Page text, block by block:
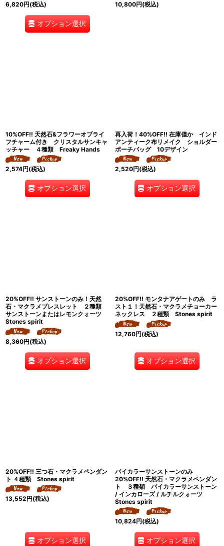
6,820円(税込)
オプション選択
10,800円(税込)
10%OFF!! 天然石&フラワーオブライ
フチャーム付き クリスタルサンキャ
ッチャー ４種類 Freaky Hands
2,574円(税込)
オプション選択
再入荷！40%OFF!! 在庫僅か インド
アンティーク布リメイク ショルダー
ポーチバッグ 10デザイン
2,520円(税込)
オプション選択
20%OFF!! サンストーンのみ！天然
石・マクラメブレスレット ２種類
サンストーンまたはレモンクォーツ
Stones spirit
8,360円(税込)
オプション選択
20%OFF!! モンタナアゲートのみ ラ
スト１！天然石・マクラメチョーカー
ネックレス ２種類 Stones spirit
12,760円(税込)
オプション選択
20%OFF!! 三つ石・マクラメペンダン
ト ４種類 Stones spirit
13,552円(税込)
オプション選択
バイカラーサンストーンのみ
20%OFF!! 天然石・マクラメペンダン
ト ３種類 バイカラーサンストーン
/ インカローズ / ルチルクォーツ
Stones spirit
10,824円(税込)
オプション選択